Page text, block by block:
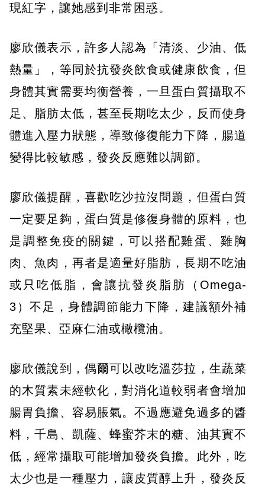
現紅字，讓她感到非常困惑。
廖欣儀表示，許多人認為「清淡、少油、低
熱量」，等同於抗發炎飲食或健康飲食，但
身體其實需要均衡營養，一旦蛋白質攝取不
足、脂肪太低，甚至長期吃太少，反而使身
體進入壓力狀態，導致修復能力下降，腸道
變得比較敏感，發炎反應難以調節。
廖欣儀提醒，喜歡吃沙拉沒問題，但蛋白質
一定要足夠，蛋白質是修復身體的原料，也
是調整免疫的關鍵，可以搭配雞蛋、雞胸
肉、魚肉，再者是適量好脂肪，長期不吃油
或只吃低脂，會讓抗發炎脂肪（Omega-
3）不足，身體調節能力下降，建議額外補
充堅果、亞麻仁油或橄欖油。
廖欣儀說到，偶爾可以改吃溫莎拉，生蔬菜
的木質素未經軟化，對消化道較弱者會增加
腸胃負擔、容易脹氣。不過應避免過多的醬
料，千島、凱薩、蜂蜜芥末的糖、油其實不
低，經常攝取可能增加發炎負擔。此外，吃
太少也是一種壓力，讓皮質醇上升，發炎反